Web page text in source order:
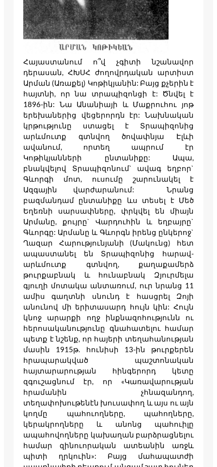
Հայաստանում ո՞վ չգիտի նշանավոր
դերասան, ՀԽՍՀ ժողովրդական արտիստ
Արման (Առաքել) Կոթիկյանին: Բայց քչերին է
հայտնի, որ նա տրապիզոնցի է: Ծնվել է
1896-ին: Նա Անանիայի և Մաքրուհու յոթ
երեխաներից վեցերորդն էր: Նախնական
կրթությունը ստացել է Տրապիզոնից
արևմուտք գտնվող ծովափնյա Էլևի
ավանում, որտեղ ապրում էր
Կոթիկյանների ընտանիքը: Ապա,
բնակվելով Տրապիզոնում` ավագ եղբոր`
Գևորգի մոտ, ուսումը շարունակել է
Ազգային վարժարանում: Նրանց
բազմանդամ ընտանիքը ևս տեսել է Մեծ
Եղեռնի սարսափները, փրկվել են միայն
Արմանը, քույրը` Վարդուհին և եղբայրը`
Գևորգը: Արմանը և Գևորգն իրենց ընկերոջ`
Ղազար Հարությունյանի (Մակունց) հետ
ապաստանել են Տրապիզոնից հարավ-
արևմուտք գտնվող, քաղաքամերձ
թուրքաբնակ և հունաբնակ Զյուրմելա
գյուղի մոտակա անտառում, ուր նրանց 11
ամիս գաղտնի սնունդ է հասցրել Զոյի
անունով մի երիտասարդ հույն կին: Հույն
կնոջ արարքի ողջ ինքնազոհությունն ու
հերոսականությունը գնահատելու համար
պետք է նշենք, որ հայերի տեղահանության
մասին 1915թ. հունիսի 13-ին թուրքերեն
հրապարակված պաշտոնական
հայտարարության հինգերորդ կետը
զգուշացնում էր, որ «Կառավարության
հրամանին չհնազանդող,
տեղափոխութենէն խուսափող և այս ու այն
կողմը պահուողները, պահողները,
կերակրողները և անոնց պահուիլը
ապահովողները կախաղան բարձրացնելու
համար զինուորական ատեանին առջև
պիտի ղրկուին»: Բայց մահապատժի